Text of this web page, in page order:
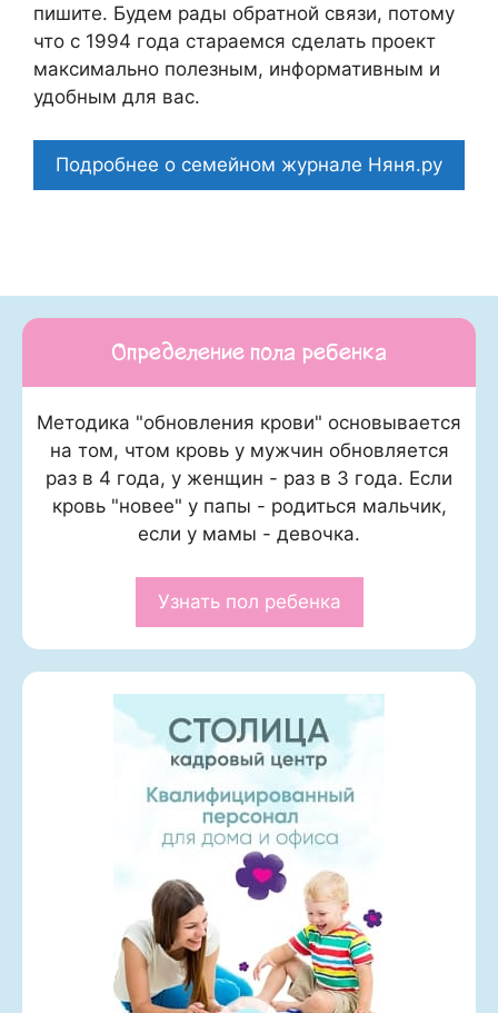
пишите. Будем рады обратной связи, потому
что c 1994 года стараемся сделать проект
максимально полезным, информативным и
удобным для вас.
Подробнее о семейном журнале Няня.ру
Определение пола ребенка
Методика "обновления крови" основывается
на том, чтом кровь у мужчин обновляется
раз в 4 года, у женщин - раз в 3 года. Если
кровь "новее" у папы - родиться мальчик,
если у мамы - девочка.
Узнать пол ребенка